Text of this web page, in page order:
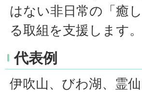
はない非日常の「癒
る取組を支援します。
代表例
伊吹山、びわ湖、霊